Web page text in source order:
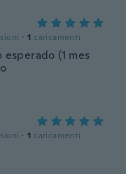
· 1 caricamenti
(1 mes
· 1 caricamenti